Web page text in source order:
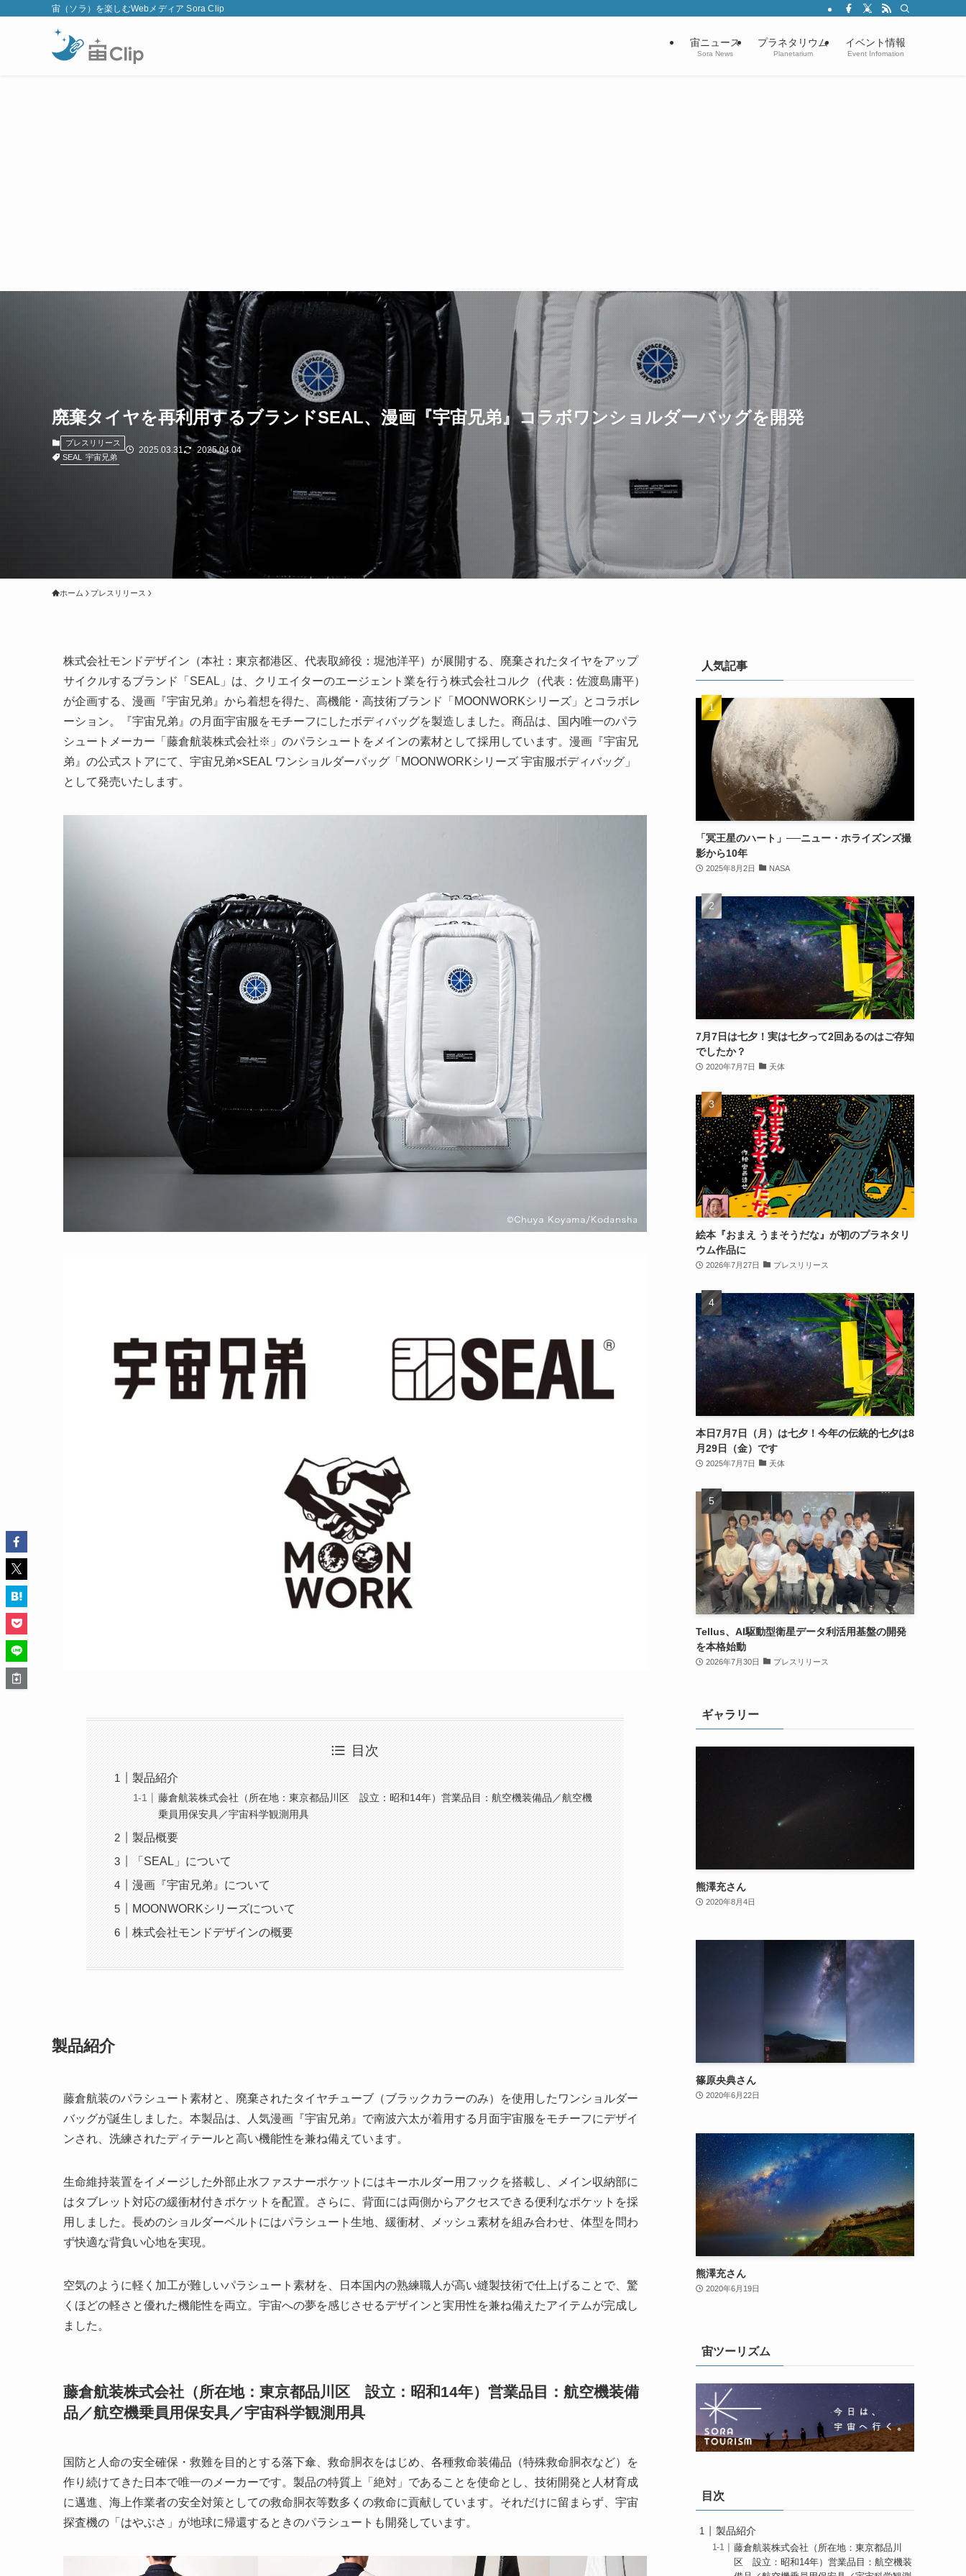
宙（ソラ）を楽しむWebメディア Sora Clip
宙ニュース
Sora News
プラネタリウム
Planetarium
イベント情報
Event Infomation
廃棄タイヤを再利用するブランドSEAL、漫画『宇宙兄弟』コラボワンショルダーバッグを開発
プレスリリース
SEAL
宇宙兄弟
2025.03.31 2025.04.04
ホーム プレスリリース
株式会社モンドデザイン（本社：東京都港区、代表取締役：堀池洋平）が展開する、廃棄されたタイヤをアップ
サイクルするブランド「SEAL」は、クリエイターのエージェント業を行う株式会社コルク（代表：佐渡島庸平）
が企画する、漫画『宇宙兄弟』から着想を得た、高機能・高技術ブランド「MOONWORKシリーズ」とコラボレ
ーション。『宇宙兄弟』の月面宇宙服をモチーフにしたボディバッグを製造しました。商品は、国内唯一のパラ
シュートメーカー「藤倉航装株式会社※」のパラシュートをメインの素材として採用しています。漫画『宇宙兄
弟』の公式ストアにて、宇宙兄弟×SEAL ワンショルダーバッグ「MOONWORKシリーズ 宇宙服ボディバッグ」
として発売いたします。
目次
製品紹介
藤倉航装株式会社（所在地：東京都品川区 設立：昭和14年）営業品目：航空機装備品／航空機
乗員用保安具／宇宙科学観測用具
製品概要
「SEAL」について
漫画『宇宙兄弟』について
MOONWORKシリーズについて
株式会社モンドデザインの概要
製品紹介
藤倉航装のパラシュート素材と、廃棄されたタイヤチューブ（ブラックカラーのみ）を使用したワンショルダー
バッグが誕生しました。本製品は、人気漫画『宇宙兄弟』で南波六太が着用する月面宇宙服をモチーフにデザイ
ンされ、洗練されたディテールと高い機能性を兼ね備えています。
生命維持装置をイメージした外部止水ファスナーポケットにはキーホルダー用フックを搭載し、メイン収納部に
はタブレット対応の緩衝材付きポケットを配置。さらに、背面には両側からアクセスできる便利なポケットを採
用しました。長めのショルダーベルトにはパラシュート生地、緩衝材、メッシュ素材を組み合わせ、体型を問わ
ず快適な背負い心地を実現。
空気のように軽く加工が難しいパラシュート素材を、日本国内の熟練職人が高い縫製技術で仕上げることで、驚
くほどの軽さと優れた機能性を両立。宇宙への夢を感じさせるデザインと実用性を兼ね備えたアイテムが完成し
ました。
藤倉航装株式会社（所在地：東京都品川区 設立：昭和14年）営業品目：航空機装備
品／航空機乗員用保安具／宇宙科学観測用具
国防と人命の安全確保・救難を目的とする落下傘、救命胴衣をはじめ、各種救命装備品（特殊救命胴衣など）を
作り続けてきた日本で唯一のメーカーです。製品の特質上「絶対」であることを使命とし、技術開発と人材育成
に邁進、海上作業者の安全対策としての救命胴衣等数多くの救命に貢献しています。それだけに留まらず、宇宙
探査機の「はやぶさ」が地球に帰還するときのパラシュートも開発しています。
人気記事
「冥王星のハート」──ニュー・ホライズンズ撮
影から10年
2025年8月2日 NASA
7月7日は七夕！実は七夕って2回あるのはご存知
でしたか？
2020年7月7日 天体
絵本『おまえ うまそうだな』が初のプラネタリ
ウム作品に
2026年7月27日 プレスリリース
本日7月7日（月）は七夕！今年の伝統的七夕は8
月29日（金）です
2025年7月7日 天体
Tellus、AI駆動型衛星データ利活用基盤の開発
を本格始動
2026年7月30日 プレスリリース
ギャラリー
熊澤充さん
2020年8月4日
篠原央典さん
2020年6月22日
熊澤充さん
2020年6月19日
宙ツーリズム
目次
製品紹介
藤倉航装株式会社（所在地：東京都品川
区 設立：昭和14年）営業品目：航空機装